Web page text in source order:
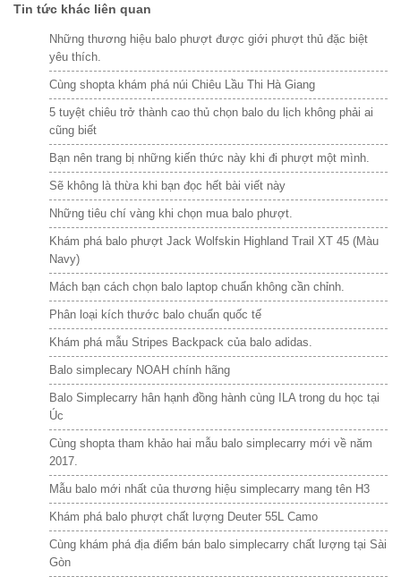
Tin tức khác liên quan
Những thương hiệu balo phượt được giới phượt thủ đặc biệt
yêu thích.
Cùng shopta khám phá núi Chiêu Lầu Thi Hà Giang
5 tuyệt chiêu trở thành cao thủ chọn balo du lịch không phải ai
cũng biết
Bạn nên trang bị những kiến thức này khi đi phượt một mình.
Sẽ không là thừa khi bạn đọc hết bài viết này
Những tiêu chí vàng khi chọn mua balo phượt.
Khám phá balo phượt Jack Wolfskin Highland Trail XT 45 (Màu
Navy)
Mách bạn cách chọn balo laptop chuẩn không cần chỉnh.
Phân loại kích thước balo chuẩn quốc tế
Khám phá mẫu Stripes Backpack của balo adidas.
Balo simplecary NOAH chính hãng
Balo Simplecarry hân hạnh đồng hành cùng ILA trong du học tại
Úc
Cùng shopta tham khảo hai mẫu balo simplecarry mới về năm
2017.
Mẫu balo mới nhất của thương hiệu simplecarry mang tên H3
Khám phá balo phượt chất lượng Deuter 55L Camo
Cùng khám phá địa điểm bán balo simplecarry chất lượng tại Sài
Gòn